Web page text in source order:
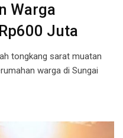
Warga
Juta
tongkang sarat muatan
warga di Sungai